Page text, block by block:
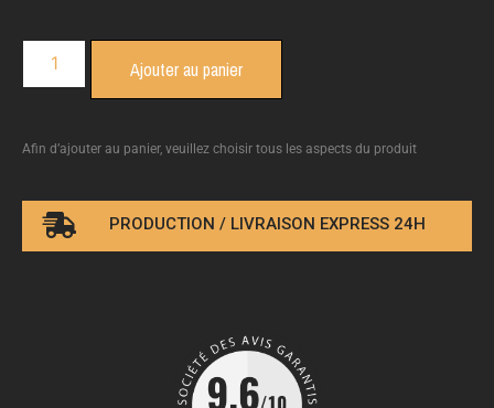
Ajouter au panier
Afin d’ajouter au panier, veuillez choisir tous les aspects du produit
PRODUCTION / LIVRAISON EXPRESS 24H